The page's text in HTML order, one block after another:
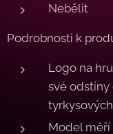
Nebělit
Podrobnosti k
Logo na
své odstíny
Model měří